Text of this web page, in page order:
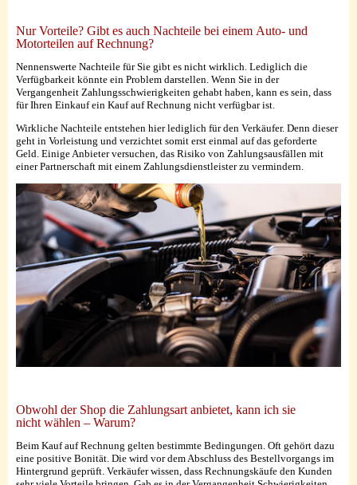
Nur Vorteile? Gibt es auch Nachteile bei einem Auto- und
Motorteilen auf Rechnung?
Nennenswerte Nachteile für Sie gibt es nicht wirklich. Lediglich die
Verfügbarkeit könnte ein Problem darstellen. Wenn Sie in der
Vergangenheit Zahlungsschwierigkeiten gehabt haben, kann es sein, dass
für Ihren Einkauf ein Kauf auf Rechnung nicht verfügbar ist.
Wirkliche Nachteile entstehen hier lediglich für den Verkäufer. Denn dieser
geht in Vorleistung und verzichtet somit erst einmal auf das geforderte
Geld. Einige Anbieter versuchen, das Risiko von Zahlungsausfällen mit
einer Partnerschaft mit einem Zahlungsdienstleister zu vermindern.
Obwohl der Shop die Zahlungsart anbietet, kann ich sie
nicht wählen – Warum?
Beim Kauf auf Rechnung gelten bestimmte Bedingungen. Oft gehört dazu
eine positive Bonität. Die wird vor dem Abschluss des Bestellvorgangs im
Hintergrund geprüft. Verkäufer wissen, dass Rechnungskäufe den Kunden